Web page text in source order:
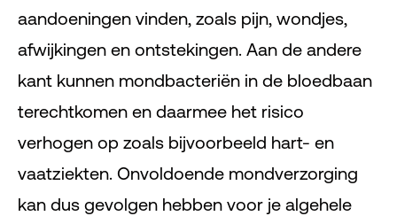
aandoeningen vinden, zoals pijn, wondjes,
afwijkingen en ontstekingen. Aan de andere
kant kunnen mondbacteriën in de bloedbaan
terechtkomen en daarmee het risico
verhogen op zoals bijvoorbeeld hart- en
vaatziekten. Onvoldoende mondverzorging
kan dus gevolgen hebben voor je algehele